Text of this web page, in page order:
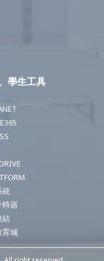
學生工具
統
時器
結
育城